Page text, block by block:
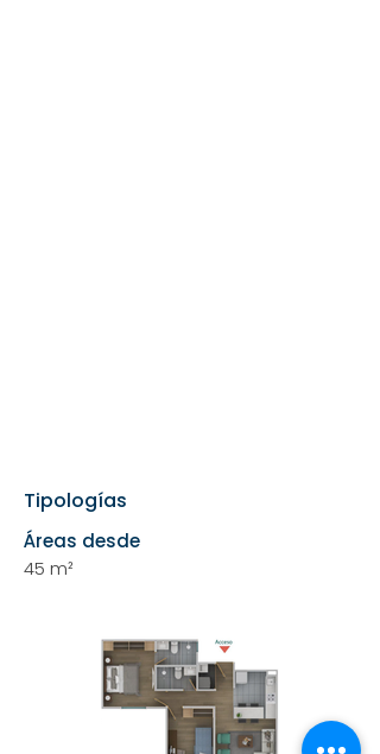
Tipologías
Áreas desde
45 m²